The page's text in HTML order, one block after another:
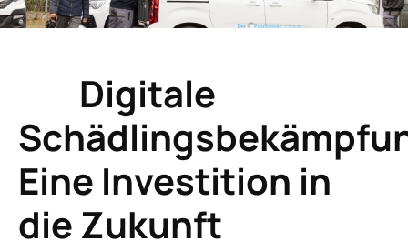
Digitale
Eine Investition in
die Zukunft